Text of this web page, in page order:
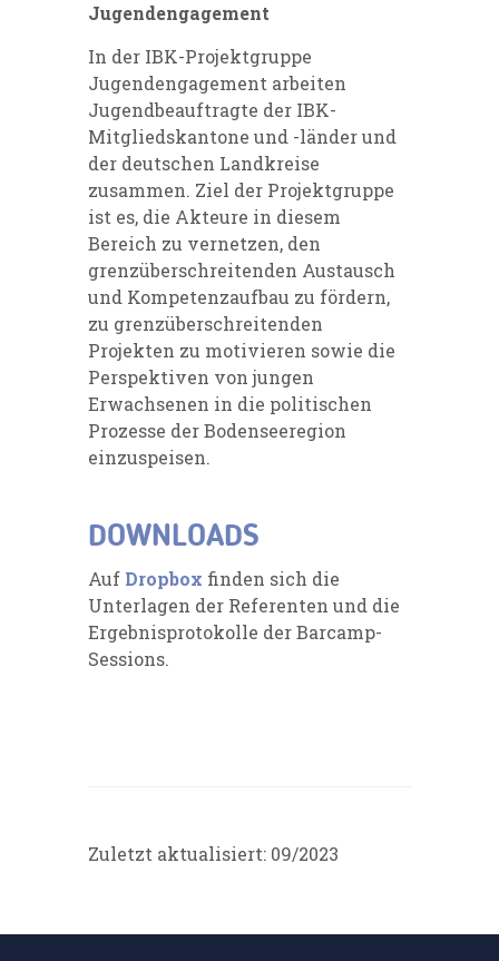
Jugendengagement
In der IBK-Projektgruppe
Jugendengagement arbeiten
Jugendbeauftragte der IBK-
Mitgliedskantone und -länder und
der deutschen Landkreise
zusammen. Ziel der Projektgruppe
ist es, die Akteure in diesem
Bereich zu vernetzen, den
grenzüberschreitenden Austausch
und Kompetenzaufbau zu fördern,
zu grenzüberschreitenden
Projekten zu motivieren sowie die
Perspektiven von jungen
Erwachsenen in die politischen
Prozesse der Bodenseeregion
einzuspeisen.
DOWNLOADS
Auf Dropbox finden sich die
Unterlagen der Referenten und die
Ergebnisprotokolle der Barcamp-
Sessions.
Zuletzt aktualisiert: 09/2023